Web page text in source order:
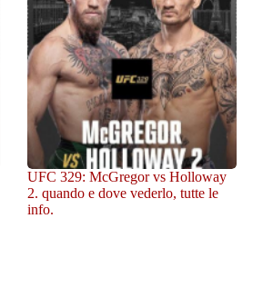
UFC 329: McGregor vs Holloway
2. quando e dove vederlo, tutte le
info.